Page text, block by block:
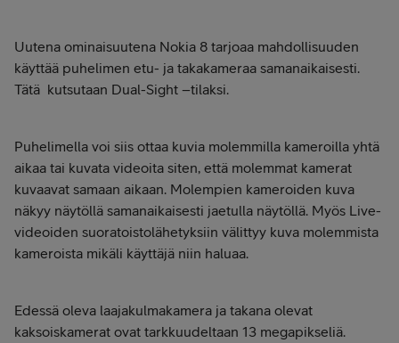
Uutena ominaisuutena Nokia 8 tarjoaa mahdollisuuden
käyttää puhelimen etu- ja takakameraa samanaikaisesti.
Tätä kutsutaan Dual-Sight –tilaksi.
Puhelimella voi siis ottaa kuvia molemmilla kameroilla yhtä
aikaa tai kuvata videoita siten, että molemmat kamerat
kuvaavat samaan aikaan. Molempien kameroiden kuva
näkyy näytöllä samanaikaisesti jaetulla näytöllä. Myös Live-
videoiden suoratoistolähetyksiin välittyy kuva molemmista
kameroista mikäli käyttäjä niin haluaa.
Edessä oleva laajakulmakamera ja takana olevat
kaksoiskamerat ovat tarkkuudeltaan 13 megapikseliä.